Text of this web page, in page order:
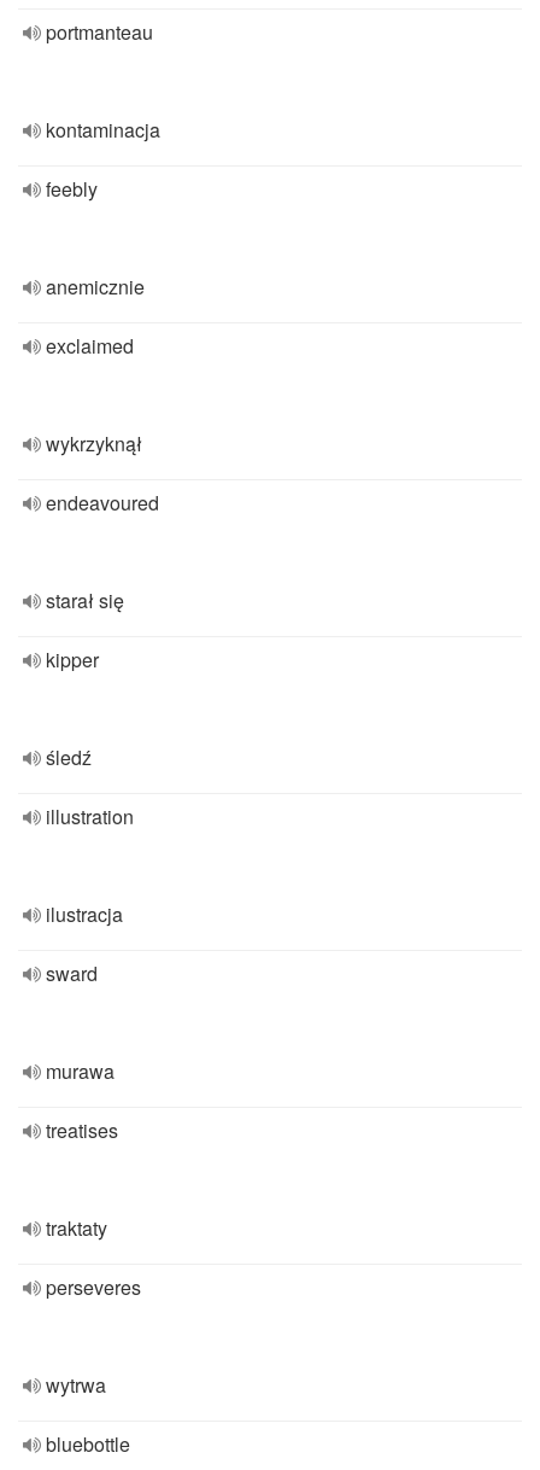
portmanteau
kontaminacja
feebly
anemicznie
exclaimed
wykrzyknął
endeavoured
starał się
kipper
śledź
illustration
ilustracja
sward
murawa
treatises
traktaty
perseveres
wytrwa
bluebottle